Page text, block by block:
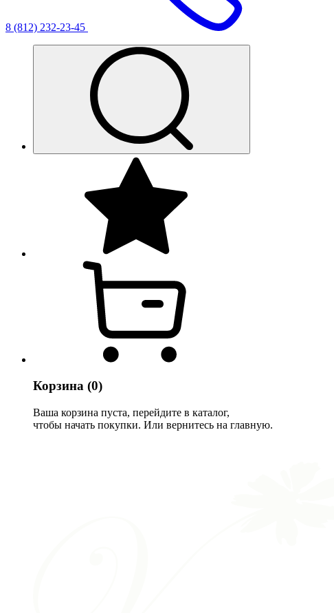
8 (812) 232-23-45
Корзина (0)
Ваша корзина пуста, перейдите в каталог,
чтобы начать покупки. Или вернитесь на главную.